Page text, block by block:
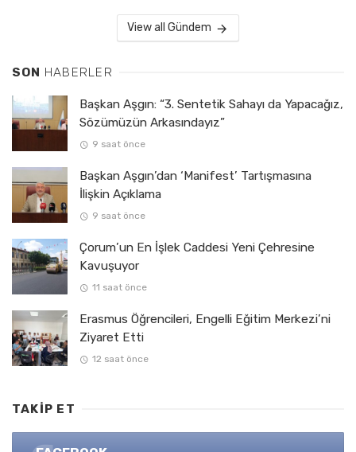
View all Gündem
SON HABERLER
Başkan Aşgın: “3. Sentetik Sahayı da Yapacağız,
Sözümüzün Arkasındayız”
9 saat önce
Başkan Aşgın’dan ‘Manifest’ Tartışmasına
İlişkin Açıklama
9 saat önce
Çorum’un En İşlek Caddesi Yeni Çehresine
Kavuşuyor
11 saat önce
Erasmus Öğrencileri, Engelli Eğitim Merkezi’ni
Ziyaret Etti
12 saat önce
TAKIP ET